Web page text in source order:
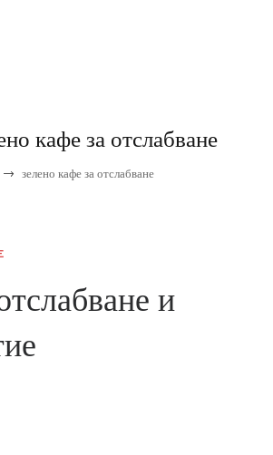
кафе за отслабване
→ зелено кафе за отслабване
и